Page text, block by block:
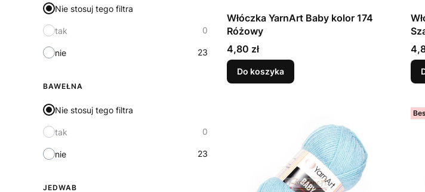
Nie stosuj tego filtra
tak 0
nie 23
BAWEŁNA
Nie stosuj tego filtra
tak 0
nie 23
JEDWAB
Włóczka YarnArt Baby kolor 174
Różowy
Cena
4,80 zł
Do koszyka